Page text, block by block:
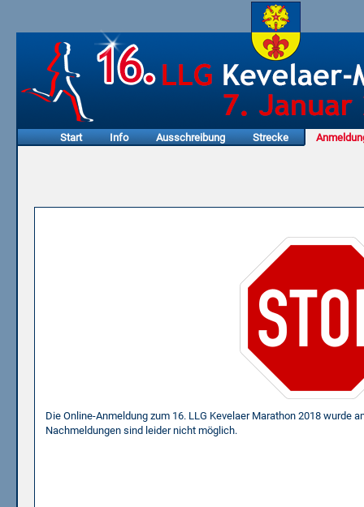
Start Info Ausschreibung Strecke
Die Online-Anmeldung zum 16. LLG Kevelaer Marathon 2018 wurde
Nachmeldungen sind leider nicht möglich.